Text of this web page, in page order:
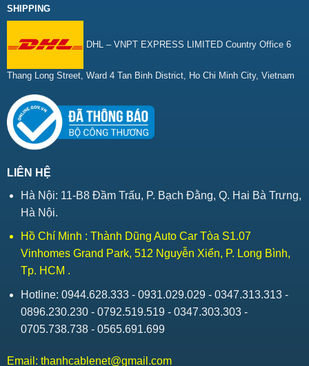
SHIPPING
DHL – VNPT EXPRESS LIMITED Country Office 6
Thang Long Street, Ward 4 Tan Binh District, Ho Chi Minh City, Vietnam
LIÊN HỆ
Hà Nội: 11-B8 Đầm Trấu, P. Bạch Đằng, Q. Hai Bà Trưng,
Hà Nội.
Hồ Chí Minh : Thành Dũng Auto Car Tòa S1.07
Vinhomes Grand Park, 512 Nguyễn Xiển, P. Long Bình,
Tp. HCM .
Hotline: 0944.628.333 - 0931.029.029 - 0347.313.313 -
0896.230.230 - 0792.519.519 - 0347.303.303 -
0705.738.738 - 0565.691.699
Email: thanhcablenet@gmail.com